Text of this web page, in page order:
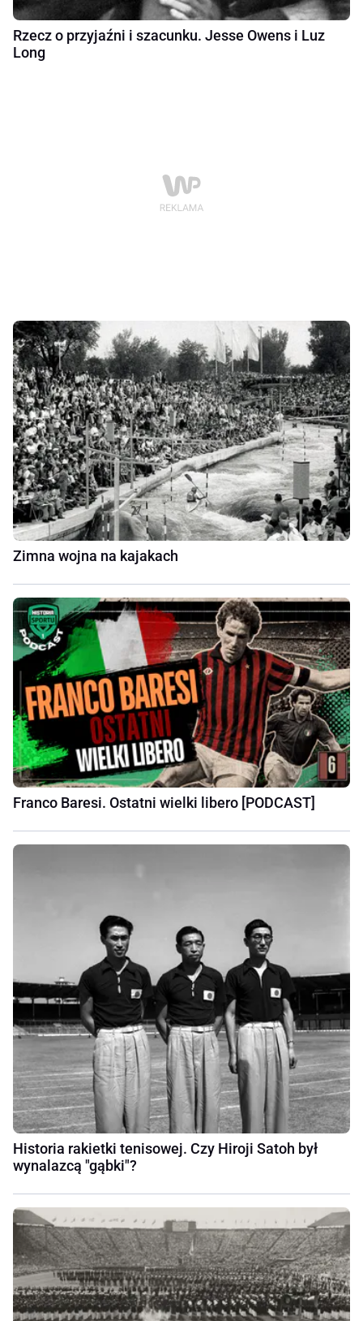
Rzecz o przyjaźni i szacunku. Jesse Owens i Luz
Long
Zimna wojna na kajakach
Franco Baresi. Ostatni wielki libero [PODCAST]
Historia rakietki tenisowej. Czy Hiroji Satoh był
wynalazcą "gąbki"?